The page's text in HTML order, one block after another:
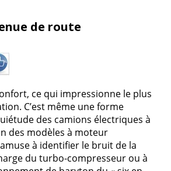
de route
ce qui impressionne le plus
C’est même une forme
des camions électriques à
des modèles à moteur
à identifier le bruit de la
du turbo-compresseur ou à